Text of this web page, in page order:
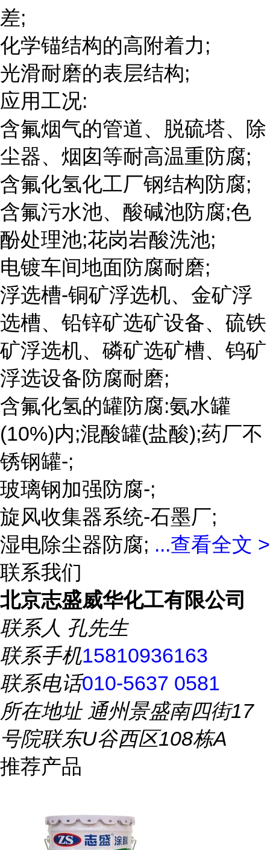
差;
化学锚结构的高附着力;
光滑耐磨的表层结构;
应用工况:
含氟烟气的管道、脱硫塔、除
尘器、烟囱等耐高温重防腐;
含氟化氢化工厂钢结构防腐;
含氟污水池、酸碱池防腐;色
酚处理池;花岗岩酸洗池;
电镀车间地面防腐耐磨;
浮选槽-铜矿浮选机、金矿浮
选槽、铅锌矿选矿设备、硫铁
矿浮选机、磷矿选矿槽、钨矿
浮选设备防腐耐磨;
含氟化氢的罐防腐:氨水罐
(10%)内;混酸罐(盐酸);药厂不
锈钢罐-;
玻璃钢加强防腐-;
旋风收集器系统-石墨厂;
湿电除尘器防腐; ...查看全文 >
联系我们
北京志盛威华化工有限公司
联系人 孔先生
联系手机15810936163
联系电话010-5637 0581
所在地址通州景盛南四街17
号院联东U谷西区108栋A
推荐产品